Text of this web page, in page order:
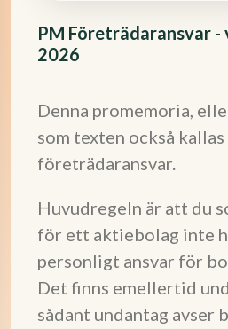
PM Företrädaransvar -
2026
Denna promemoria,
som texten också
företrädaransvar.
Huvudregeln är att du
för ett aktiebolag inte
personligt ansvar för
Det finns emellertid
sådant undantag avser